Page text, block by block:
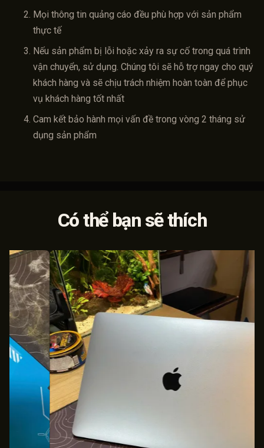
Mọi thông tin quảng cáo đều phù hợp với sản phẩm
thực tế
Nếu sản phẩm bị lỗi hoặc xảy ra sự cố trong quá trình
vận chuyển, sử dụng. Chúng tôi sẽ hỗ trợ ngay cho quý
khách hàng và sẽ chịu trách nhiệm hoàn toàn để phục
vụ khách hàng tốt nhất
Cam kết bảo hành mọi vấn đề trong vòng 2 tháng sử
dụng sản phẩm
Có thể bạn sẽ thích